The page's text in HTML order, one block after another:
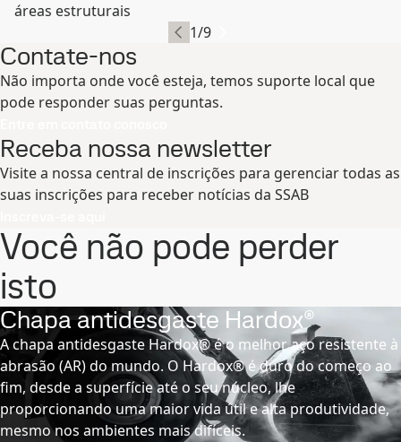
áreas estruturais
1/9
Contate-nos
Não importa onde você esteja, temos suporte local que
pode responder suas perguntas.
Receba nossa newsletter
Visite a nossa central de inscrições para gerenciar todas as
suas inscrições para receber notícias da SSAB
Você não pode perder
isto
Chapa antidesgaste Hardox®
A chapa antidesgaste Hardox® é o melhor aço resistente à
abrasão (AR) do mundo. O Hardox® é duro do começo ao
fim, desde a superfície até o seu núcleo, lhe
proporcionando uma maior vida útil e alta produtividade,
mesmo nos ambientes mais difíceis.